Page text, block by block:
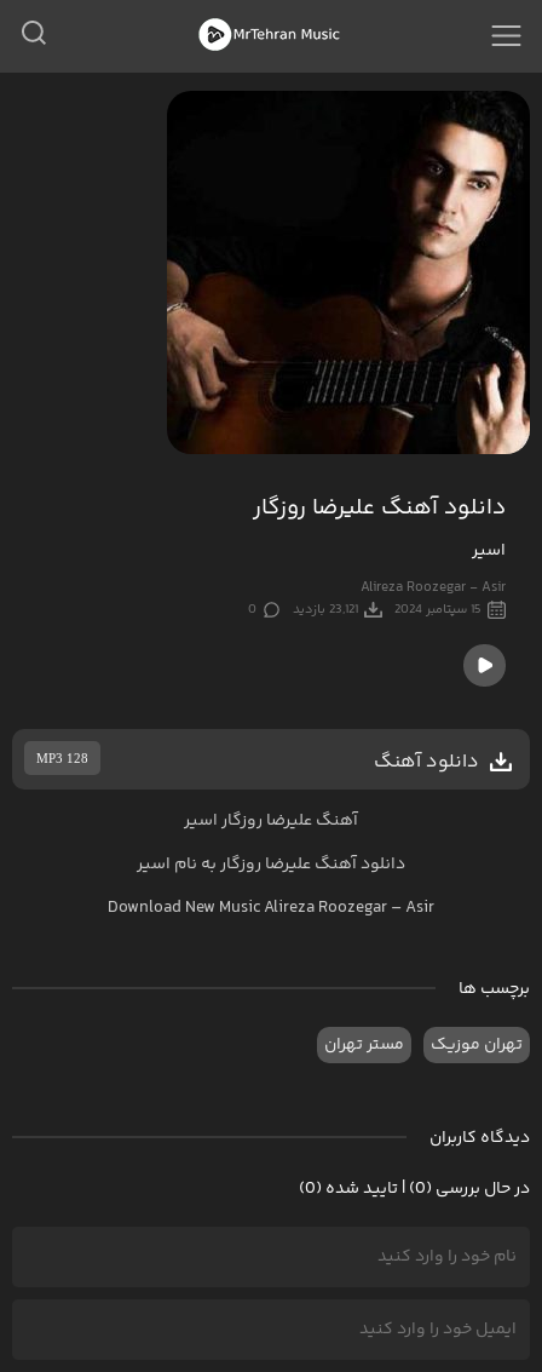
دانلود آهنگ علیرضا روزگار
اسیر
Alireza Roozegar - Asir
15 سپتامبر 2024 23,121 بازدید 0
دانلود آهنگ MP3 128
آهنگ علیرضا روزگار اسیر
دانلود آهنگعلیرضا روزگاربه نام اسیر
Download New MusicAlireza Roozegar– Asir
برچسب ها
تهران موزیک مستر تهران
دیدگاه کاربران
در حال بررسی (0) | تایید شده (0)